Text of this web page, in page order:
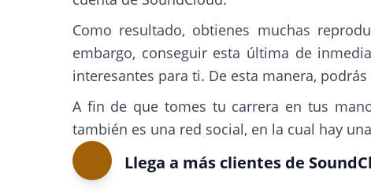
Como resultado, obtienes muchas
embargo, conseguir esta última de
interesantes para ti. De esta manera,
A fin de que tomes tu carrera en tus
también es una red social, en la cual hay
Llega a más clientes de